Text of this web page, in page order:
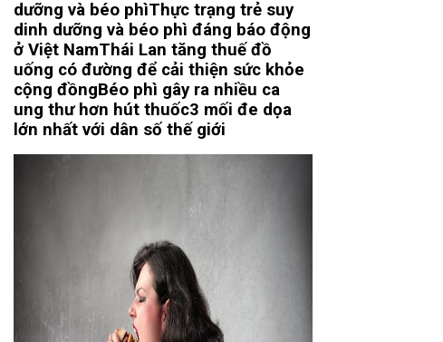
dưỡng và béo phìThực trạng trẻ suy
dinh dưỡng và béo phì đáng báo động
ở Việt NamThái Lan tăng thuế đồ
uống có đường để cải thiện sức khỏe
cộng đồngBéo phì gây ra nhiều ca
ung thư hơn hút thuốc3 mối đe dọa
lớn nhất với dân số thế giới